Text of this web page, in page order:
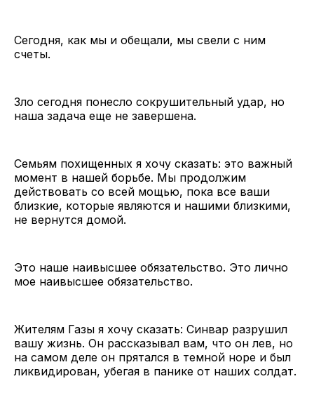
Сегодня, как мы и обещали, мы свели с ним
счеты.
Зло сегодня понесло сокрушительный удар, но
наша задача еще не завершена.
Семьям похищенных я хочу сказать: это важный
момент в нашей борьбе. Мы продолжим
действовать со всей мощью, пока все ваши
близкие, которые являются и нашими близкими,
не вернутся домой.
Это наше наивысшее обязательство. Это лично
мое наивысшее обязательство.
Жителям Газы я хочу сказать: Синвар разрушил
вашу жизнь. Он рассказывал вам, что он лев, но
на самом деле он прятался в темной норе и был
ликвидирован, убегая в панике от наших солдат.